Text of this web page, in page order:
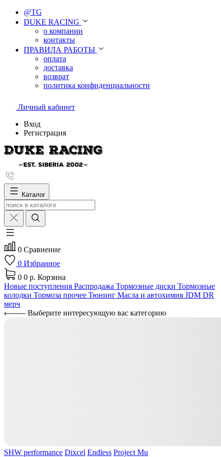
@TG
DUKE RACING
о компании
контакты
ПРАВИЛА РАБОТЫ
оплата
доставка
возврат
политика конфиденциальности
Личный кабинет
Вход
Регистрация
Каталог
0 Сравнение
0 Избранное
0 0 р. Корзина
Новые поступления Распродажа Тормозные диски Тормозные
колодки Тормоза прочее Тюнинг Масла и автохимия JDM DR
мерч
Выберите интересующую вас категорию
SHW performance Dixcel Endless Project Mu